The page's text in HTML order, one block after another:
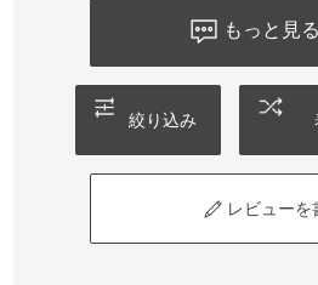
もっと見る
絞り込み
レビューを